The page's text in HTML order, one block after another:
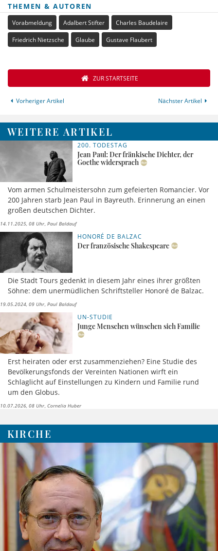
THEMEN & AUTOREN
Vorabmeldung Adalbert Stifter Charles Baudelaire
Friedrich Nietzsche Glaube Gustave Flaubert
Vorheriger Artikel
ZUR STARTSEITE
Nächster Artikel
WEITERE ARTIKEL
200. TODESTAG
Jean Paul: Der fränkische Dichter, der
Goethe widersprach
Vom armen Schulmeistersohn zum gefeierten Romancier. Vor
200 Jahren starb Jean Paul in Bayreuth. Erinnerung an einen
großen deutschen Dichter.
14.11.2025, 08 Uhr Paul Baldauf
HONORÉ DE BALZAC
Der französische Shakespeare
Die Stadt Tours gedenkt in diesem Jahr eines ihrer größten
Söhne: dem unermüdlichen Schriftsteller Honoré de Balzac.
19.05.2024, 09 Uhr Paul Baldauf
UN-STUDIE
Junge Menschen wünschen sich Familie
Erst heiraten oder erst zusammenziehen? Eine Studie des
Bevölkerungsfonds der Vereinten Nationen wirft ein
Schlaglicht auf Einstellungen zu Kindern und Familie rund
um den Globus.
10.07.2026, 08 Uhr Cornelia Huber
KIRCHE